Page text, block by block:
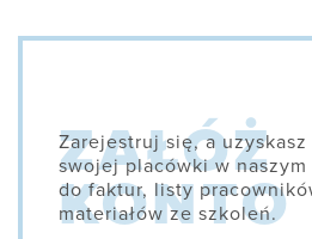
Zarejestruj się, a
swojej placówki w
do faktur, listy
materiałów ze szkoleń.